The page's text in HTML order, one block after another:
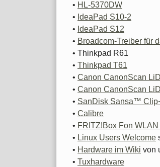
• HL-5370DW
• IdeaPad S10-2
• IdeaPad S12
• Broadcom-Treiber für
• Thinkpad R61
• Thinkpad T61
• Canon CanonScan
• Canon CanonScan
• SanDisk Sansa™
• Calibre
• FRITZ!Box Fon
• Linux Users Welcome
• Hardware im Wiki von
• Tuxhardware